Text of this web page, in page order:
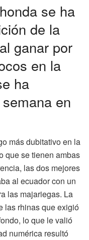
se ha
de la
ganar por
en la
ha
en
más dubitativo en la
que se tienen ambas
las dos mejores
al ecuador con un
las majariegas. La
las rhinas que exigió
lo que le valió
numérica resultó